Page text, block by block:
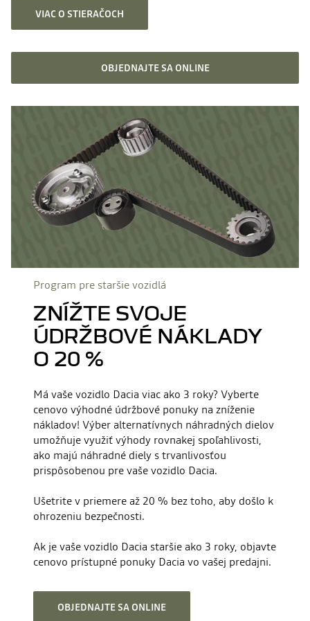
VIAC O STIERAČOCH
OBJEDNAJTE SA ONLINE
Program pre staršie vozidlá
ZNÍŽTE SVOJE
ÚDRŽBOVÉ NÁKLADY
O 20 %
Má vaše vozidlo Dacia viac ako 3 roky? Vyberte
cenovo výhodné údržbové ponuky na zníženie
nákladov! Výber alternatívnych náhradných dielov
umožňuje využiť výhody rovnakej spoľahlivosti,
ako majú náhradné diely s trvanlivosťou
prispôsobenou pre vaše vozidlo Dacia.
Ušetrite v priemere až 20 % bez toho, aby došlo k
ohrozeniu bezpečnosti.
Ak je vaše vozidlo Dacia staršie ako 3 roky, objavte
cenovo prístupné ponuky Dacia vo vašej predajni.
OBJEDNAJTE SA ONLINE